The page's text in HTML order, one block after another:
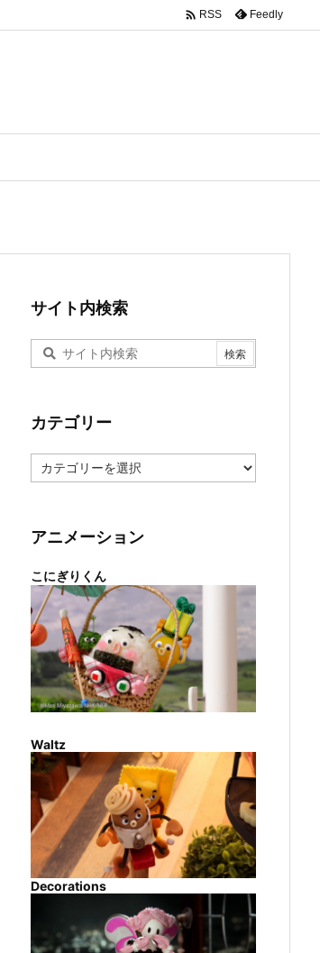
 RSS Feedly
サイト内検索
カテゴリー
テ
ー
アニメーション
こにぎりくん
Waltz
Decorations